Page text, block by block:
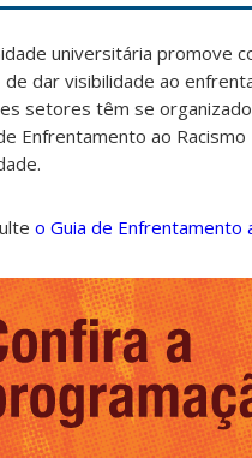
universitária promove
de dar visibilidade ao
setores têm se
Enfrentamento ao
o Guia de Enfrentamento